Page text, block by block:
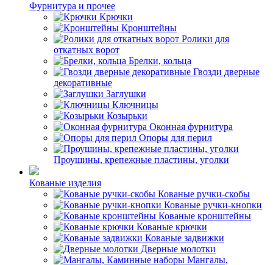
Фурнитура и прочее
Крючки
Кронштейны
Ролики для
откатных ворот
Брелки, кольца
Гвозди дверные
декоративные
Заглушки
Ключницы
Козырьки
Оконная фурнитура
Опоры для перил
Проушины, крепежные пластины, уголки
Кованые изделия
Кованые ручки-скобы
Кованые ручки-кнопки
Кованые кронштейны
Кованые крючки
Кованые задвижки
Дверные молотки
Мангалы,